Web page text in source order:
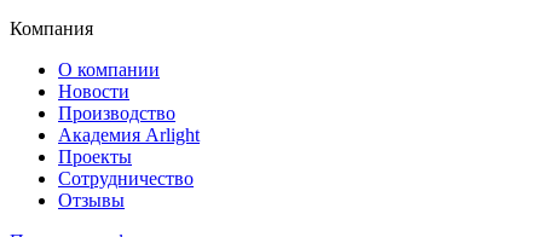
Компания
О компании
Новости
Производство
Академия Arlight
Проекты
Сотрудничество
Отзывы